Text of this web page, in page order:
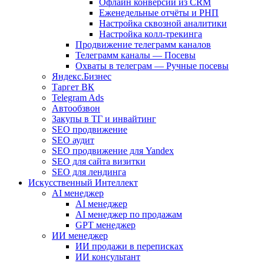
Офлайн конверсии из CRM
Еженедельные отчёты и РНП
Настройка сквозной аналитики
Настройка колл-трекинга
Продвижение телеграмм каналов
Телеграмм каналы — Посевы
Охваты в телеграм — Ручные посевы
Яндекс.Бизнес
Таргет ВК
Telegram Ads
Автообзвон
Закупы в ТГ и инвайтинг
SEO продвижение
SEO аудит
SEO продвижение для Yandex
SEO для сайта визитки
SEO для лендинга
Искусственный Интеллект
AI менеджер
AI менеджер
AI менеджер по продажам
GPT менеджер
ИИ менеджер
ИИ продажи в переписках
ИИ консультант